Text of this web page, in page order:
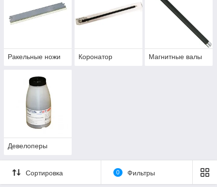
Ракельные ножи Коронатор Магнитные валы
Девелоперы
Сортировка 0 Фильтры